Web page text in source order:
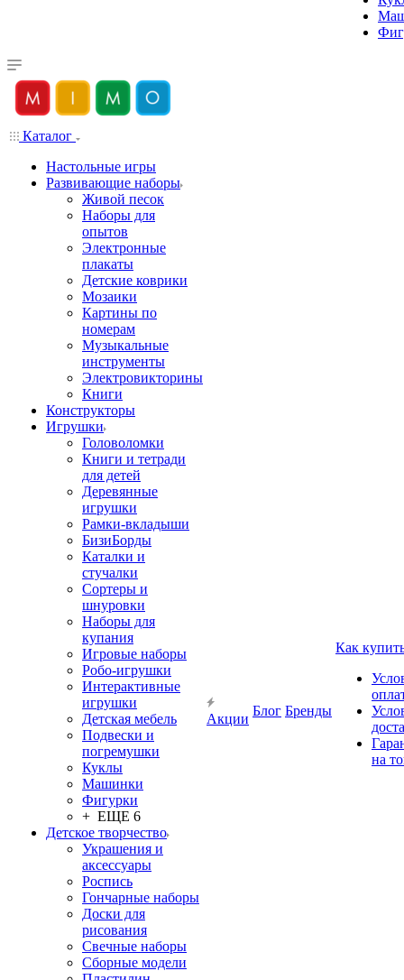
Каталог
Настольные игры
Развивающие наборы
Живой песок
Наборы для
опытов
Электронные
плакаты
Детские коврики
Мозаики
Картины по
номерам
Музыкальные
инструменты
Электровикторины
Книги
Конструкторы
Игрушки
Головоломки
Книги и тетради
для детей
Деревянные
игрушки
Рамки-вкладыши
БизиБорды
Каталки и
стучалки
Сортеры и
шнуровки
Наборы для
купания
Игровые наборы
Робо-игрушки
Интерактивные
игрушки
Детская мебель
Подвески и
погремушки
Куклы
Машинки
Фигурки
+ ЕЩЕ 6
Детское творчество
Украшения и
аксессуары
Роспись
Гончарные наборы
Доски для
рисования
Свечные наборы
Сборные модели
Акции
Блог Бренды
Как
на